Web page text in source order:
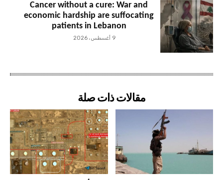
Cancer without a cure: War and
economic hardship are suffocating
patients in Lebanon
9 أغسطس، 2026
مقالات ذات صلة